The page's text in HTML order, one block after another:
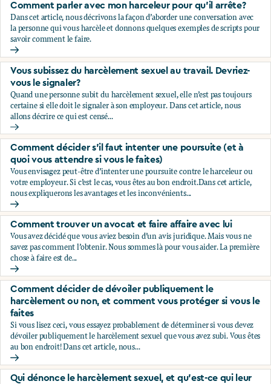
Comment parler avec mon harceleur pour qu’il arrête?
Dans cet article, nous décrivons la façon d’aborder une conversation avec
la personne qui vous harcèle et donnons quelques exemples de scripts pour
savoir comment le faire.
Comment parler avec mon harceleur pour qu’il arrête?
Vous subissez du harcèlement sexuel au travail. Devriez-
vous le signaler?
Quand une personne subit du harcèlement sexuel, elle n’est pas toujours
certaine si elle doit le signaler à son employeur. Dans cet article, nous
allons décrire ce qui est censé...
Vous subissez du harcèlement sexuel au travail. Devriez-
Comment décider s’il faut intenter une poursuite (et à
quoi vous attendre si vous le faites)
Vous envisagez peut-être d’intenter une poursuite contre le harceleur ou
votre employeur. Si c’est le cas, vous êtes au bon endroit.Dans cet article,
nous expliquerons les avantages et les inconvénients...
Comment décider s’il faut intenter une poursuite (et à quoi
Comment trouver un avocat et faire affaire avec lui
Vous avez décidé que vous aviez besoin d’un avis juridique. Mais vous ne
savez pas comment l’obtenir. Nous sommes là pour vous aider. La première
chose à faire est de...
Comment trouver un avocat et faire affaire avec lui
Comment décider de dévoiler publiquement le
harcèlement ou non, et comment vous protéger si vous le
faites
Si vous lisez ceci, vous essayez probablement de déterminer si vous devez
dévoiler publiquement le harcèlement sexuel que vous avez subi. Vous êtes
au bon endroit! Dans cet article, nous...
Comment décider de dévoiler publiquement le
Qui dénonce le harcèlement sexuel, et qu’est-ce qui leur